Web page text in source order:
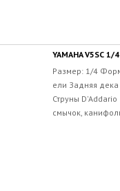
YAMAHA V5SC 1/4
Размер: 1/4
ели Задняя
Струны
смычок,